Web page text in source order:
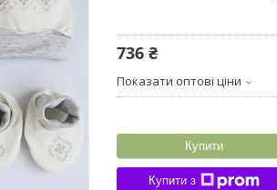
736 ₴
Показати оптові ціни
Купити
Купити з